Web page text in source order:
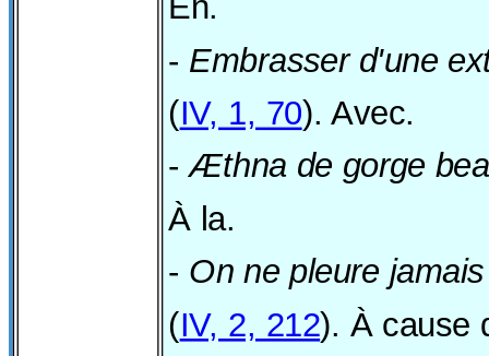
- Embrasser d'une
(IV, 1, 70). Avec.
-Æthna de gorge
À la.
- On ne pleure
(IV, 2, 212). À cause